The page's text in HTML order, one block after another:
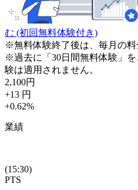
む (初回無料体験付き)
※無料体験終了後は、毎月の料
※過去に「30日間無料体験」
験は適用されません。
2,100円
+13 円
+0.62%
業績
(15:30)
PTS